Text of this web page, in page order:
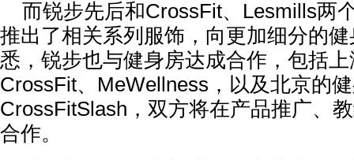
而锐步先后和CrossFit、Lesmills两
推出了相关系列服饰，向更加细分的
悉，锐步也与健身房达成合作，包括
CrossFit、MeWellness，以及北京的
CrossFitSlash，双方将在产品推广、
合作。